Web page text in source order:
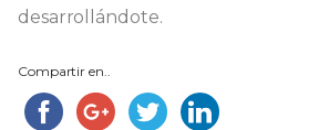
desarrollándote.
Compartir en..